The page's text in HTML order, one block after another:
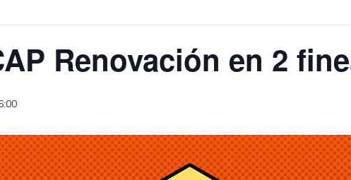
Renovación en 2